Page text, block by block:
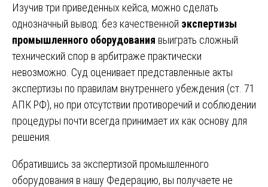
Изучив три приведенных кейса, можно сделать
однозначный вывод: без качественной экспертизы
промышленного оборудования выиграть сложный
технический спор в арбитраже практически
невозможно. Суд оценивает представленные акты
экспертизы по правилам внутреннего убеждения (ст. 71
АПК РФ), но при отсутствии противоречий и соблюдении
процедуры почти всегда принимает их как основу для
решения.
Обратившись за экспертизой промышленного
оборудования в нашу Федерацию, вы получаете не